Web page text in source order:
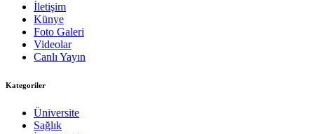
İletişim
Künye
Foto Galeri
Videolar
Canlı Yayın
Kategoriler
Üniversite
Sağlık